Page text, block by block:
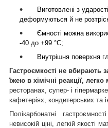
Виготовлені з
деформуються й не
Ємності можна
-40 до +99 °C;
Внутрішня поверхня
Гастроємкості не вбирають
їжею в хімічні реакції, легко
ресторанах, супер- і
кафетеріях, кондитерських та
Полікарбонатні
невисокій ціні, легкій якості